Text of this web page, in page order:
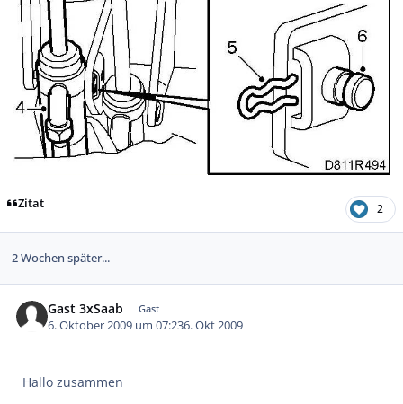
Zitat 2
2 Wochen später...
Gast 3xSaab Gast
6. Oktober 2009 um 07:236. Okt 2009
Hallo zusammen